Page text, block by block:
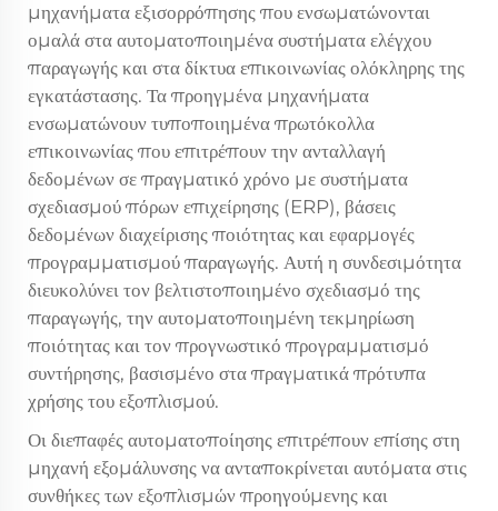
μηχανήματα εξισορρόπησης που ενσωματώνονται
ομαλά στα αυτοματοποιημένα συστήματα ελέγχου
παραγωγής και στα δίκτυα επικοινωνίας ολόκληρης της
εγκατάστασης. Τα προηγμένα μηχανήματα
ενσωματώνουν τυποποιημένα πρωτόκολλα
επικοινωνίας που επιτρέπουν την ανταλλαγή
δεδομένων σε πραγματικό χρόνο με συστήματα
σχεδιασμού πόρων επιχείρησης (ERP), βάσεις
δεδομένων διαχείρισης ποιότητας και εφαρμογές
προγραμματισμού παραγωγής. Αυτή η συνδεσιμότητα
διευκολύνει τον βελτιστοποιημένο σχεδιασμό της
παραγωγής, την αυτοματοποιημένη τεκμηρίωση
ποιότητας και τον προγνωστικό προγραμματισμό
συντήρησης, βασισμένο στα πραγματικά πρότυπα
χρήσης του εξοπλισμού.
Οι διεπαφές αυτοματοποίησης επιτρέπουν επίσης στη
μηχανή εξομάλυνσης να ανταποκρίνεται αυτόματα στις
συνθήκες των εξοπλισμών προηγούμενης και